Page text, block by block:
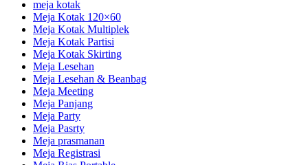
meja kotak
Meja Kotak 120×60
Meja Kotak Multiplek
Meja Kotak Partisi
Meja Kotak Skirting
Meja Lesehan
Meja Lesehan & Beanbag
Meja Meeting
Meja Panjang
Meja Party
Meja Pasrty
Meja prasmanan
Meja Registrasi